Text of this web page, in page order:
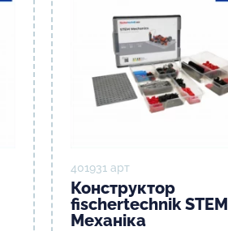
401931 арт
Конструктор
fischertechnik STEM
Механіка